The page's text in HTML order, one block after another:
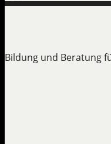
Bildung und Beratung